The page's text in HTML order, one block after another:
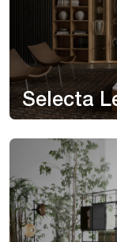
Selecta